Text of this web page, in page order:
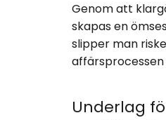
Genom att
skapas en
slipper man
Underlag